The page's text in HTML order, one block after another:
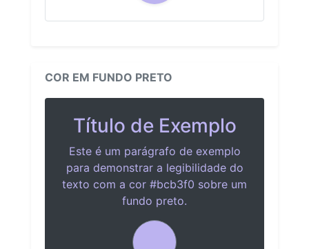
COR EM FUNDO PRETO
Título de Exemplo
Este é um parágrafo de exemplo
para demonstrar a legibilidade do
texto com a cor #bcb3f0 sobre um
fundo preto.